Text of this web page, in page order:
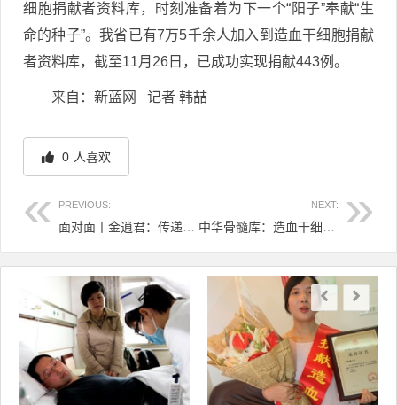
细胞捐献者资料库，时刻准备着为下一个“阳子”奉献“生
命的种子”。我省已有7万5千余人加入到造血干细胞捐献
者资料库，截至11月26日，已成功实现捐献443例。
来自：新蓝网 记者 韩喆
0 人喜欢
PREVIOUS: NEXT:
文章导航